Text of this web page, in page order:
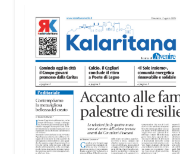
con disabilità nelle attività dell’OAMI
centri di accoglienza per migranti,
contribuiscono anche alla cura degli
«Prendersi cura degli ambienti
accoglienza e dignità», racconta
Adimari.
Tra i partecipanti anche i seminaristi,
accanto agli anziani della casa di
«Un’esperienza di crescita umana e